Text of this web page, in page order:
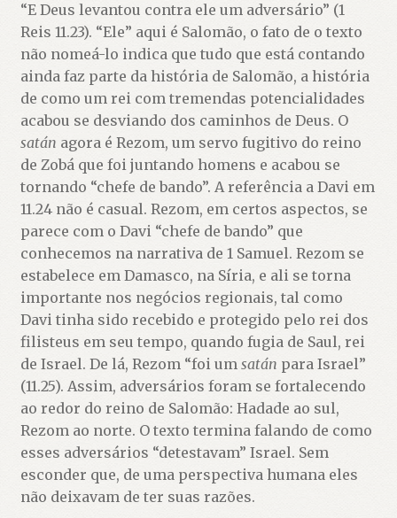
“E Deus levantou contra ele um adversário” (1
Reis 11.23). “Ele” aqui é Salomão, o fato de o texto
não nomeá-lo indica que tudo que está contando
ainda faz parte da história de Salomão, a história
de como um rei com tremendas potencialidades
acabou se desviando dos caminhos de Deus. O
satán agora é Rezom, um servo fugitivo do reino
de Zobá que foi juntando homens e acabou se
tornando “chefe de bando”. A referência a Davi em
11.24 não é casual. Rezom, em certos aspectos, se
parece com o Davi “chefe de bando” que
conhecemos na narrativa de 1 Samuel. Rezom se
estabelece em Damasco, na Síria, e ali se torna
importante nos negócios regionais, tal como
Davi tinha sido recebido e protegido pelo rei dos
filisteus em seu tempo, quando fugia de Saul, rei
de Israel. De lá, Rezom “foi um satán para Israel”
(11.25). Assim, adversários foram se fortalecendo
ao redor do reino de Salomão: Hadade ao sul,
Rezom ao norte. O texto termina falando de como
esses adversários “detestavam” Israel. Sem
esconder que, de uma perspectiva humana eles
não deixavam de ter suas razões.